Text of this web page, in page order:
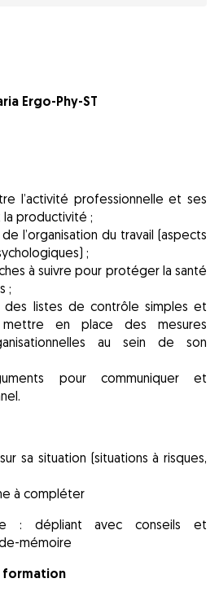
Ergo-Phy-ST
l’activité professionnelle et ses
productivité ;
l’organisation du travail (aspects
;
à suivre pour protéger la santé
;
des listes de contrôle simples et
en place des mesures
au sein de son
pour communiquer et
sa situation (situations à risques,
à compléter
: dépliant avec conseils et
mémoire
formation